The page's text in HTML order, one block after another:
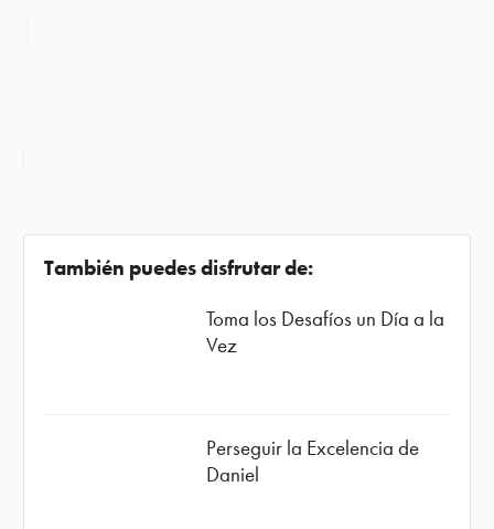
También puedes disfrutar de:
Toma los Desafíos un Día a la
Vez
Perseguir la Excelencia de
Daniel